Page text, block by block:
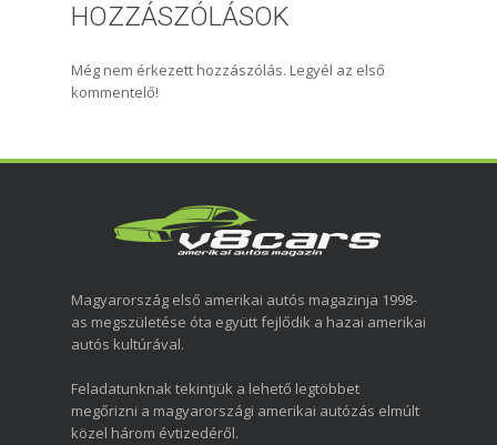
HOZZÁSZÓLÁSOK
Még nem érkezett hozzászólás. Legyél az első
kommentelő!
Magyarország első amerikai autós magazinja 1998-
as megszületése óta együtt fejlődik a hazai amerikai
autós kultúrával.
Feladatunknak tekintjük a lehető legtöbbet
megőrizni a magyarországi amerikai autózás elmúlt
közel három évtizedéről.